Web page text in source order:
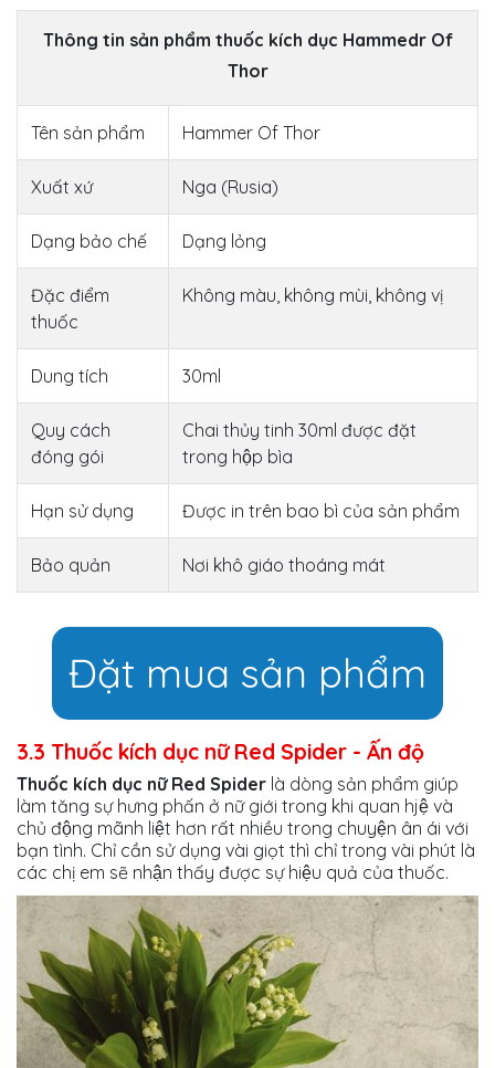
Thông tin sản phẩm thuốc kích dục Hammedr Of
Thor
Tên sản phẩm Hammer Of Thor
Xuất xứ Nga (Rusia)
Dạng bảo chế Dạng lỏng
Đặc điểm
thuốc
Không màu, không mùi, không vị
Dung tích 30ml
Quy cách
đóng gói
Chai thủy tinh 30ml được đặt
trong hộp bìa
Hạn sử dụng Được in trên bao bì của sản phẩm
Bảo quản Nơi khô giáo thoáng mát
Đặt mua sản phẩm
3.3 Thuốc kích dục nữ Red Spider - Ấn độ
Thuốc kích dục nữ Red Spider là dòng sản phẩm giúp
làm tăng sự hưng phấn ở nữ giới trong khi quan hjệ và
chủ động mãnh liệt hơn rất nhiều trong chuyện ân ái với
bạn tình. Chỉ cần sử dụng vài giọt thì chỉ trong vài phút là
các chị em sẽ nhận thấy được sự hiệu quả của thuốc.